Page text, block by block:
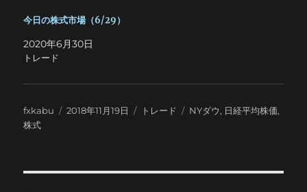
今日の株式市場（6/29）
2020年6月30日
トレード
投
稿
fxkabu
投
2018年11月19日
カ
トレード
タ
NYダウ, 日経平均株価,
株式